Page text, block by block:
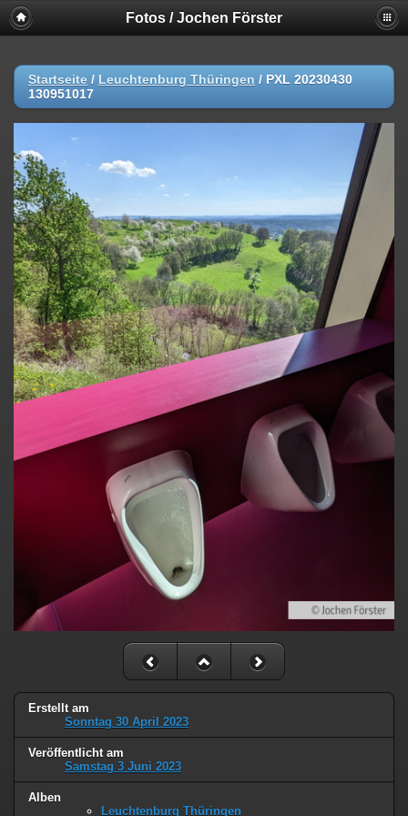
Fotos / Jochen Förster
Startseite / Leuchtenburg Thüringen / PXL 20230430
130951017
Erstellt am
Sonntag 30 April 2023
Veröffentlicht am
Samstag 3 Juni 2023
Alben
Leuchtenburg Thüringen